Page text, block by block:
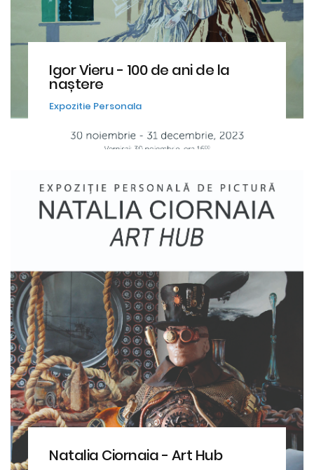
Igor Vieru - 100 de ani de la
naștere
Expozitie Personala
Natalia Ciornaia - Art Hub